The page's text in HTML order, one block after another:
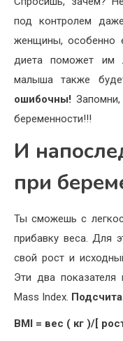
под контролем
женщины, особенно
диета поможет им
малыша также
ошибочны!
беременности!!!
И
при
Ты сможешь с
прибавку веса. Для
свой рост и
Эти два
Mass Index.
BMI = вес ( кг )/[